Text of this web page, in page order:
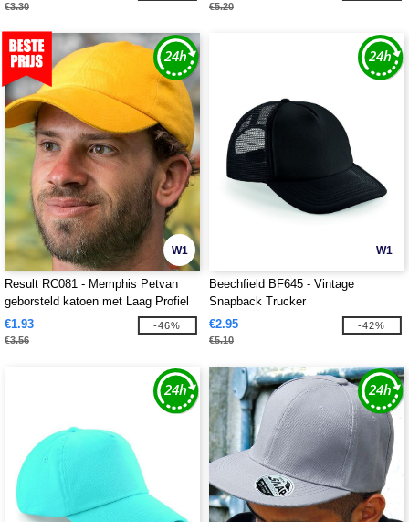
€3.30 €5.20
W1
Result RC081 - Memphis Petvan
geborsteld katoen met Laag Profiel
€1.93
€3.56
-46%
W1
Beechfield BF645 - Vintage
Snapback Trucker
€2.95
€5.10
-42%